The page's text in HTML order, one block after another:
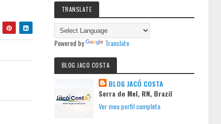
TRANSLATE
Powered by Translate
BLOG JACO COSTA
BLOG JACÓ COSTA
Serra do Mel, RN, Brazil
Ver meu perfil completo